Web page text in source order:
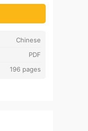
Chinese
PDF
196 pages